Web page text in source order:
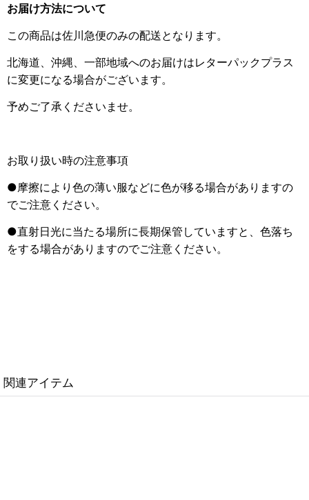
お届け方法について
この商品は佐川急便のみの配送となります。
北海道、沖縄、一部地域へのお届けはレターパックプラス
に変更になる場合がございます。
予めご了承くださいませ。
お取り扱い時の注意事項
●摩擦により色の薄い服などに色が移る場合がありますの
でご注意ください。
●直射日光に当たる場所に長期保管していますと、色落ち
をする場合がありますのでご注意ください。
関連アイテム